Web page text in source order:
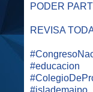
PODER
REVISA
#educacion
#islademaipo